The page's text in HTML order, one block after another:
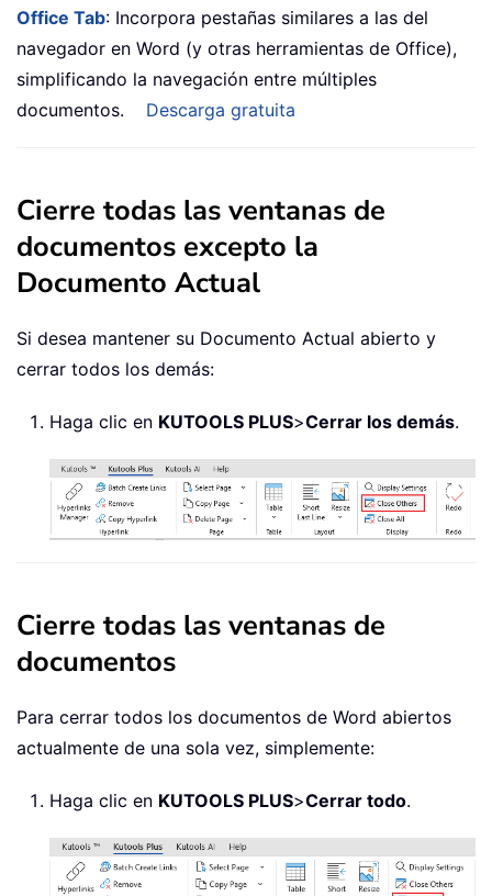
Office Tab: Incorpora pestañas similares a las del
navegador en Word (y otras herramientas de Office),
simplificando la navegación entre múltiples
documentos.
Descarga gratuita
Cierre todas las ventanas de
documentos excepto la
Documento Actual
Si desea mantener su Documento Actual abierto y
cerrar todos los demás:
Haga clic en KUTOOLS PLUS>Cerrar los demás.
Cierre todas las ventanas de
documentos
Para cerrar todos los documentos de Word abiertos
actualmente de una sola vez, simplemente:
Haga clic en KUTOOLS PLUS>Cerrar todo.